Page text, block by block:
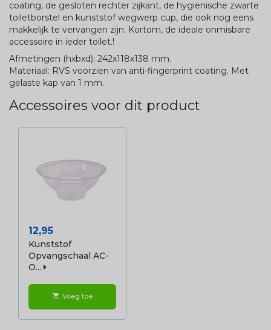
coating, de gesloten rechter zijkant, de hygiënische zwarte
toiletborstel en kunststof wegwerp cup, die ook nog eens
makkelijk te vervangen zijn. Kortom, de ideale onmisbare
accessoire in ieder toilet.!
Afmetingen (hxbxd): 242x118x138 mm.
Materiaal: RVS voorzien van anti-fingerprint coating. Met
gelaste kap van 1 mm.
Accessoires voor dit product
Prijs
12,95
Kunststof
Opvangschaal AC-
O...
shopping_cart Voeg toe